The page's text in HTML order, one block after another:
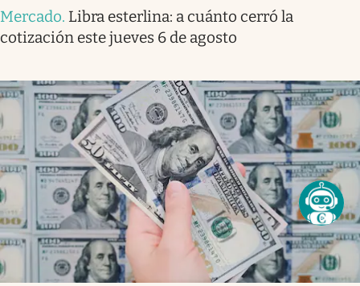
Mercado. Libra esterlina: a cuánto cerró la
cotización este jueves 6 de agosto